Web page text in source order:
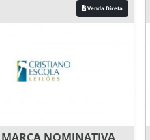
Venda Direta